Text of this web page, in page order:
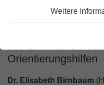
Weitere
Die
Orientierungshilfen
Dr. Elisabeth Birnbaum